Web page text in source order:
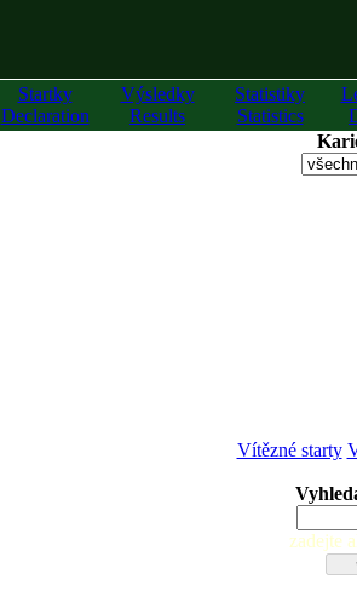
Startky
Declaration
Výsledky
Results
Statistiky
Statistics
Vítězné starty
zadejte